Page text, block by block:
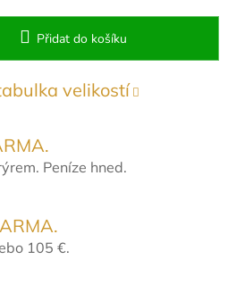
Přidat do košíku
velikostí
Peníze hned.
105 €.